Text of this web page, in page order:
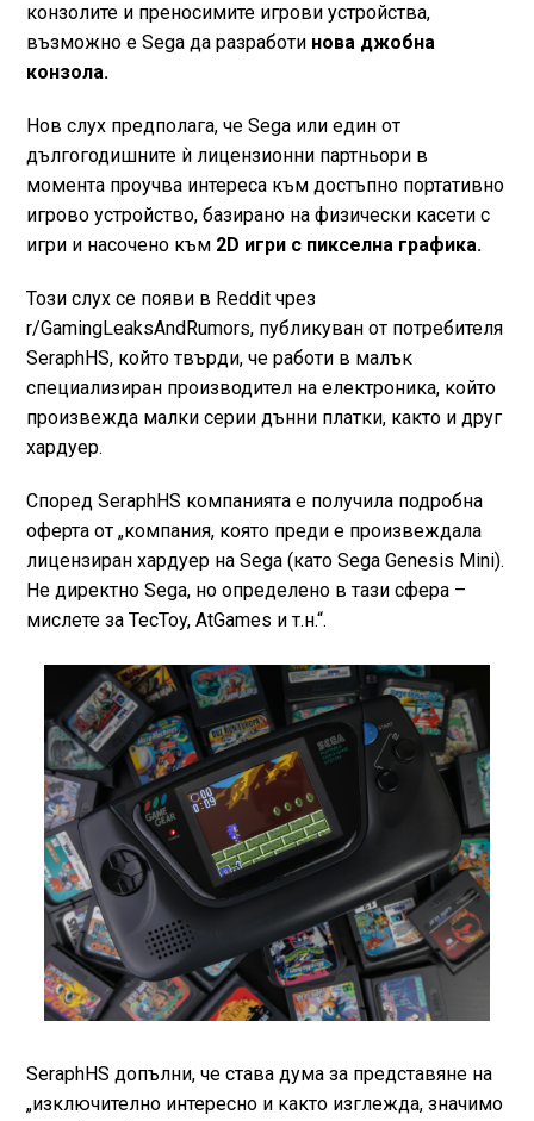
конзолите и преносимите игрови устройства,
възможно е Sega да разработинова джобна
конзола.
Нов слух предполага, че Sega или един от
дългогодишните ѝ лицензионни партньори в
момента проучва интереса към достъпно портативно
игрово устройство, базирано на физически касети с
игри и насочено към2D игри с пикселна графика.
Този слух се появи в Reddit чрез
r/GamingLeaksAndRumors, публикуван от потребителя
SeraphHS, който твърди, че работи в малък
специализиран производител на електроника, който
произвежда малки серии дънни платки, както и друг
хардуер.
Според SeraphHS компанията е получила подробна
оферта от „компания, която преди е произвеждала
лицензиран хардуер на Sega (като Sega Genesis Mini).
Не директно Sega, но определено в тази сфера –
мислете за TecToy, AtGames и т.н.“.
SeraphHS допълни, че става дума за представяне на
„изключително интересно и както изглежда, значимо